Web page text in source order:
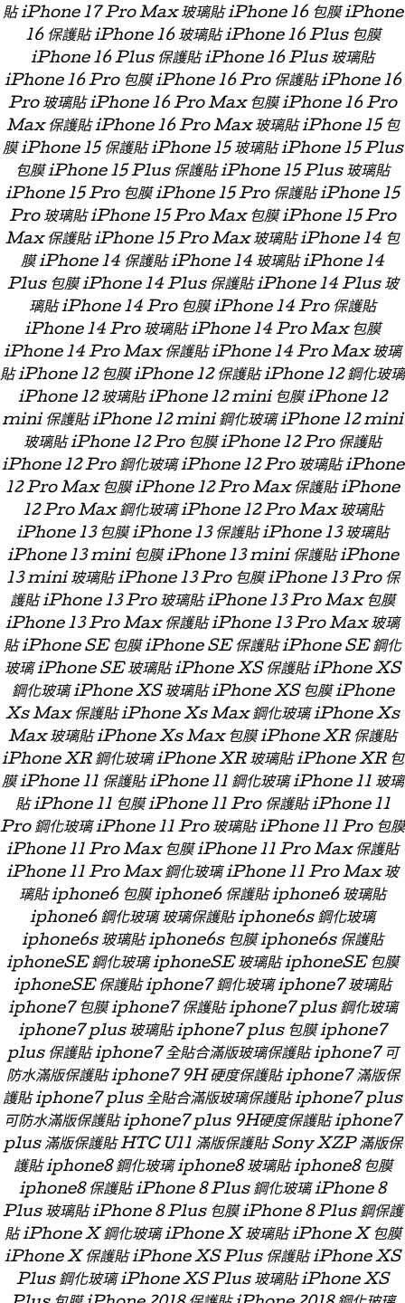
貼 iPhone 17 Pro Max 玻璃貼 iPhone 16 包膜 iPhone
16 保護貼 iPhone 16 玻璃貼 iPhone 16 Plus 包膜
iPhone 16 Plus 保護貼 iPhone 16 Plus 玻璃貼
iPhone 16 Pro 包膜 iPhone 16 Pro 保護貼 iPhone 16
Pro 玻璃貼 iPhone 16 Pro Max 包膜 iPhone 16 Pro
Max 保護貼 iPhone 16 Pro Max 玻璃貼 iPhone 15 包
膜 iPhone 15 保護貼 iPhone 15 玻璃貼 iPhone 15 Plus
包膜 iPhone 15 Plus 保護貼 iPhone 15 Plus 玻璃貼
iPhone 15 Pro 包膜 iPhone 15 Pro 保護貼 iPhone 15
Pro 玻璃貼 iPhone 15 Pro Max 包膜 iPhone 15 Pro
Max 保護貼 iPhone 15 Pro Max 玻璃貼 iPhone 14 包
膜 iPhone 14 保護貼 iPhone 14 玻璃貼 iPhone 14
Plus 包膜 iPhone 14 Plus 保護貼 iPhone 14 Plus 玻
璃貼 iPhone 14 Pro 包膜 iPhone 14 Pro 保護貼
iPhone 14 Pro 玻璃貼 iPhone 14 Pro Max 包膜
iPhone 14 Pro Max 保護貼 iPhone 14 Pro Max 玻璃
貼 iPhone 12 包膜 iPhone 12 保護貼 iPhone 12 鋼化玻璃
iPhone 12 玻璃貼 iPhone 12 mini 包膜 iPhone 12
mini 保護貼 iPhone 12 mini 鋼化玻璃 iPhone 12 mini
玻璃貼 iPhone 12 Pro 包膜 iPhone 12 Pro 保護貼
iPhone 12 Pro 鋼化玻璃 iPhone 12 Pro 玻璃貼 iPhone
12 Pro Max 包膜 iPhone 12 Pro Max 保護貼 iPhone
12 Pro Max 鋼化玻璃 iPhone 12 Pro Max 玻璃貼
iPhone 13 包膜 iPhone 13 保護貼 iPhone 13 玻璃貼
iPhone 13 mini 包膜 iPhone 13 mini 保護貼 iPhone
13 mini 玻璃貼 iPhone 13 Pro 包膜 iPhone 13 Pro 保
護貼 iPhone 13 Pro 玻璃貼 iPhone 13 Pro Max 包膜
iPhone 13 Pro Max 保護貼 iPhone 13 Pro Max 玻璃
貼 iPhone SE 包膜 iPhone SE 保護貼 iPhone SE 鋼化
玻璃 iPhone SE 玻璃貼 iPhone XS 保護貼 iPhone XS
鋼化玻璃 iPhone XS 玻璃貼 iPhone XS 包膜 iPhone
Xs Max 保護貼 iPhone Xs Max 鋼化玻璃 iPhone Xs
Max 玻璃貼 iPhone Xs Max 包膜 iPhone XR 保護貼
iPhone XR 鋼化玻璃 iPhone XR 玻璃貼 iPhone XR 包
膜 iPhone 11 保護貼 iPhone 11 鋼化玻璃 iPhone 11 玻璃
貼 iPhone 11 包膜 iPhone 11 Pro 保護貼 iPhone 11
Pro 鋼化玻璃 iPhone 11 Pro 玻璃貼 iPhone 11 Pro 包膜
iPhone 11 Pro Max 包膜 iPhone 11 Pro Max 保護貼
iPhone 11 Pro Max 鋼化玻璃 iPhone 11 Pro Max 玻
璃貼 iphone6 包膜 iphone6 保護貼 iphone6 玻璃貼
iphone6 鋼化玻璃 玻璃保護貼 iphone6s 鋼化玻璃
iphone6s 玻璃貼 iphone6s 包膜 iphone6s 保護貼
iphoneSE 鋼化玻璃 iphoneSE 玻璃貼 iphoneSE 包膜
iphoneSE 保護貼 iphone7 鋼化玻璃 iphone7 玻璃貼
iphone7 包膜 iphone7 保護貼 iphone7 plus 鋼化玻璃
iphone7 plus 玻璃貼 iphone7 plus 包膜 iphone7
plus 保護貼 iphone7 全貼合滿版玻璃保護貼 iphone7 可
防水滿版保護貼 iphone7 9H 硬度保護貼 iphone7 滿版保
護貼 iphone7 plus 全貼合滿版玻璃保護貼 iphone7 plus
可防水滿版保護貼 iphone7 plus 9H硬度保護貼 iphone7
plus 滿版保護貼 HTC U11 滿版保護貼 Sony XZP 滿版保
護貼 iphone8 鋼化玻璃 iphone8 玻璃貼 iphone8 包膜
iphone8 保護貼 iPhone 8 Plus 鋼化玻璃 iPhone 8
Plus 玻璃貼 iPhone 8 Plus 包膜 iPhone 8 Plus 鋼保護
貼 iPhone X 鋼化玻璃 iPhone X 玻璃貼 iPhone X 包膜
iPhone X 保護貼 iPhone XS Plus 保護貼 iPhone XS
Plus 鋼化玻璃 iPhone XS Plus 玻璃貼 iPhone XS